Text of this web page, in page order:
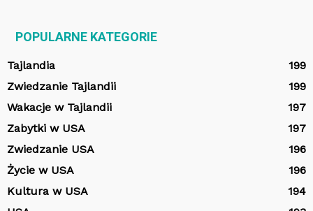
POPULARNE KATEGORIE
Tajlandia
199
Zwiedzanie Tajlandii
199
Wakacje w Tajlandii
197
Zabytki w USA
197
Zwiedzanie USA
196
Życie w USA
196
Kultura w USA
194